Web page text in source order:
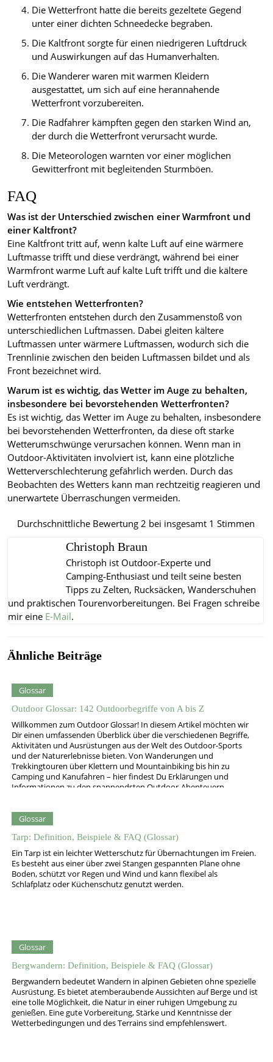
Die Wetterfront hatte die bereits gezeltete Gegend
unter einer dichten Schneedecke begraben.
Die Kaltfront sorgte für einen niedrigeren Luftdruck
und Auswirkungen auf das Humanverhalten.
Die Wanderer waren mit warmen Kleidern
ausgestattet, um sich auf eine herannahende
Wetterfront vorzubereiten.
Die Radfahrer kämpften gegen den starken Wind an,
der durch die Wetterfront verursacht wurde.
Die Meteorologen warnten vor einer möglichen
Gewitterfront mit begleitenden Sturmböen.
FAQ
Was ist der Unterschied zwischen einer Warmfront und
einer Kaltfront?
Eine Kaltfront tritt auf, wenn kalte Luft auf eine wärmere
Luftmasse trifft und diese verdrängt, während bei einer
Warmfront warme Luft auf kalte Luft trifft und die kältere
Luft verdrängt.
Wie entstehen Wetterfronten?
Wetterfronten entstehen durch den Zusammenstoß von
unterschiedlichen Luftmassen. Dabei gleiten kältere
Luftmassen unter wärmere Luftmassen, wodurch sich die
Trennlinie zwischen den beiden Luftmassen bildet und als
Front bezeichnet wird.
Warum ist es wichtig, das Wetter im Auge zu behalten,
insbesondere bei bevorstehenden Wetterfronten?
Es ist wichtig, das Wetter im Auge zu behalten, insbesondere
bei bevorstehenden Wetterfronten, da diese oft starke
Wetterumschwünge verursachen können. Wenn man in
Outdoor-Aktivitäten involviert ist, kann eine plötzliche
Wetterverschlechterung gefährlich werden. Durch das
Beobachten des Wetters kann man rechtzeitig reagieren und
unerwartete Überraschungen vermeiden.
Durchschnittliche Bewertung2 bei insgesamt 1 Stimmen
Christoph Braun
Christoph ist Outdoor‑Experte und
Camping‑Enthusiast und teilt seine besten
Tipps zu Zelten, Rucksäcken, Wanderschuhen
und praktischen Tourenvorbereitungen. Bei Fragen schreibe
mir eine E-Mail.
Ähnliche Beiträge
Glossar
Outdoor Glossar: 142 Outdoorbegriffe von A bis Z
Willkommen zum Outdoor Glossar! In diesem Artikel möchten wir
Dir einen umfassenden Überblick über die verschiedenen Begriffe,
Aktivitäten und Ausrüstungen aus der Welt des Outdoor-Sports
und der Naturerlebnisse bieten. Von Wanderungen und
Trekkingtouren über Klettern und Mountainbiking bis hin zu
Camping und Kanufahren – hier findest Du Erklärungen und
Informationen zu den spannendsten Outdoor-Abenteuern.
Glossar
Tarp: Definition, Beispiele & FAQ (Glossar)
Ein Tarp ist ein leichter Wetterschutz für Übernachtungen im Freien.
Es besteht aus einer über zwei Stangen gespannten Plane ohne
Boden, schützt vor Regen und Wind und kann flexibel als
Schlafplatz oder Küchenschutz genutzt werden.
Glossar
Bergwandern: Definition, Beispiele & FAQ (Glossar)
Bergwandern bedeutet Wandern in alpinen Gebieten ohne spezielle
Ausrüstung. Es bietet atemberaubende Aussichten auf Berge und ist
eine tolle Möglichkeit, die Natur in einer ruhigen Umgebung zu
genießen. Eine gute Vorbereitung, Stärke und Kenntnisse der
Wetterbedingungen und des Terrains sind empfehlenswert.